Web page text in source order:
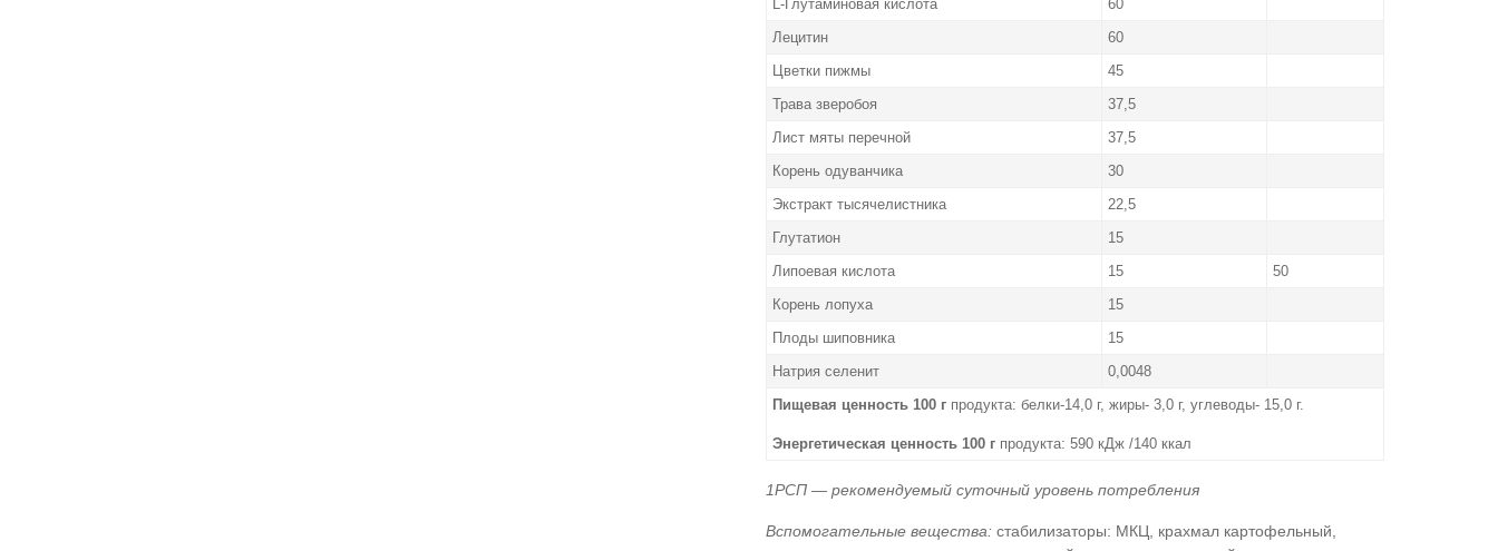
L-Глутаминовая кислота
60
Лецитин
60
Цветки пижмы
45
Трава зверобоя
37,5
Лист мяты перечной
37,5
Корень одуванчика
30
Экстракт тысячелистника
22,5
Глутатион
15
Липоевая кислота
15
50
Корень лопуха
15
Плоды шиповника
15
Натрия селенит
0,0048
Пищевая ценность 100 г продукта: белки-14,0 г, жиры- 3,0 г, углеводы- 15,0 г.
Энергетическая ценность 100 г продукта: 590 кДж /140 ккал
1РСП — рекомендуемый суточный уровень потребления
Вспомогательные вещества: стабилизаторы: МКЦ, крахмал картофельный,